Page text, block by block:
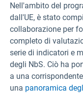
Nell'ambito del
dall'UE, è stato
collaborazione per
completo di
serie di indicatori e
degli NbS. Ciò ha
a una corrispondente
una panoramica